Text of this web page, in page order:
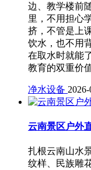
边、教学楼前
里，不用担心
挤，不管是上
饮水，也不用
在取水时就能
教育的双重价
净水设备
云南景区户外
扎根云南山水
纹样、民族雕